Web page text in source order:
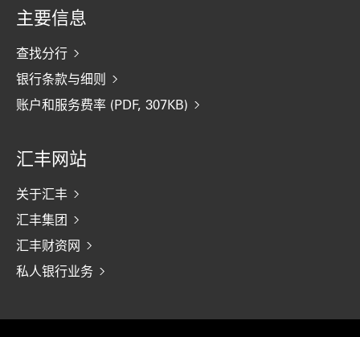
主要信息
查找分行
银行条款与细则
账户和服务费率 (PDF, 307KB)
汇丰网站
关于汇丰
汇丰集团
汇丰财资网
私人银行业务